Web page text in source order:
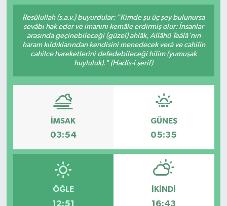
Resûlullah (s.a.v.) buyurdular: "Kimde şu üç şey bulunursa
sevâbı hak eder ve imanını kemâle erdirmiş olur: İnsanlar
arasında geçinebileceği (güzel) ahlâk, Allâhü Teâlâ'nın
haram kıldıklarından kendisini menedecek verâ ve cahilin
cahilce hareketlerini defedebileceği hilim (yumuşak
huyluluk)." (Hadis-i şerif)
İMSAK
03:54
GÜNEŞ
05:35
ÖĞLE
12:51
İKINDI
16:43